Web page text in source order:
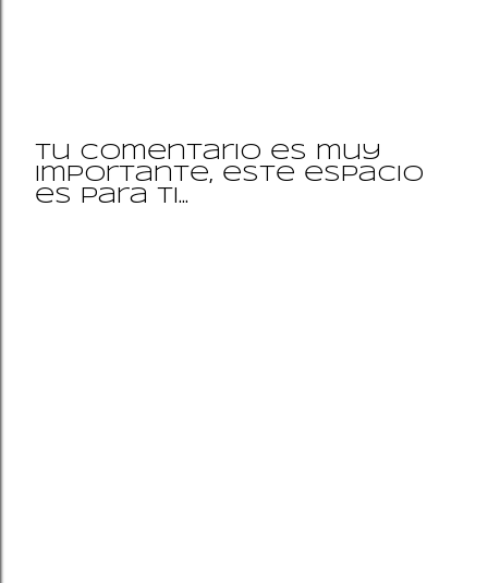
P
u
Tu comentario es muy
importante, este espacio
es para ti...